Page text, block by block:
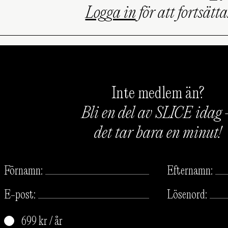
Logga inför att
Inte medlem än?
Bli en del av SLICE idag
det tar bara en minut!
Förnamn:
Efternamn:
E-post:
Lösenord:
699 kr / år